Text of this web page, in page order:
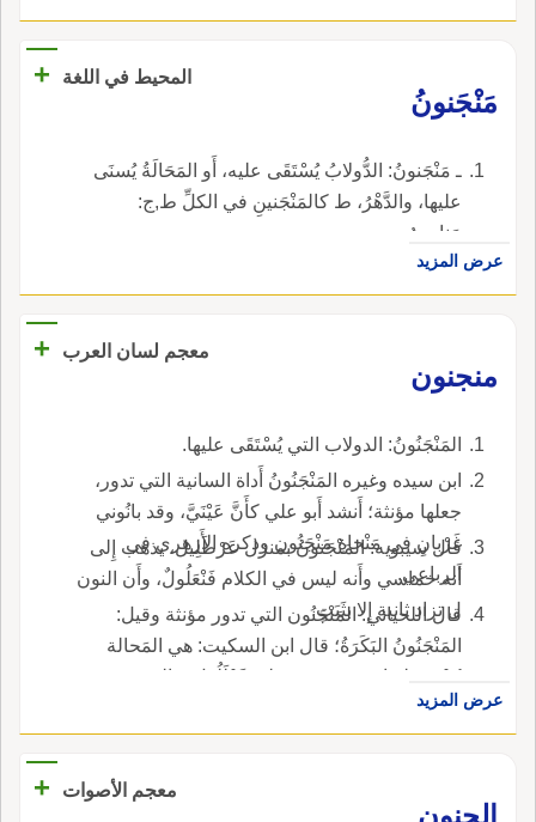
المحيط في اللغة
+
مَنْجَنونُ
ـ مَنْجَنونُ: الدُّولابُ يُسْتَقَى عليه، أَو المَحَالَةُ يُسنَى
عليها، والدَّهْرُ، ط كالمَنْجَنينِ في الكلِّ ط,ج:
مَناجِينُ.
عرض المزيد
معجم لسان العرب
+
منجنون
المَنْجَنُونُ: الدولاب التي يُسْتَقَى عليها.
ابن سيده وغيره المَنْجَنُونُ أَداة السانية التي تدور،
جعلها مؤنثة؛ أَنشد أَبو علي كأَنَّ عَيْنَيَّ، وقد بانُوني
غَرْبانِ في مَنْحاةِ مَنْجَنُون وذكره الأَزهري في
الرباعي.
قال سيبويه: المَنْجَنونُ بمنزل عَرْطَلِيل، يذهب إِلى
أَنه خماسي وأَنه ليس في الكلام فَنْعَلُولٌ، وأَن النون
ل تزاد ثانية إِلا بثَبَتٍ.
قال اللحياني: المَنْجَنُون التي تدور مؤنثة وقيل:
المَنْجَنُونُ البَكَرَةُ؛ قال ابن السكيت: هي المَحالة
يُسْنَ عليها، وهي مؤنثة على فَعْلَلُول، والميم من
نفس الحرف لما ذكر في مَنْجَني لأَنه يجمع على
مَناجين؛ وأَنشد الأَصمعي لعُمَارَة بن طارق اعْجَلْ
أَثْل ذاتِ العَرْضِ والمَضَايق ويروى: ومَنْجَنِين، وهما
عرض المزيد
معجم الأصوات
+
الجنون